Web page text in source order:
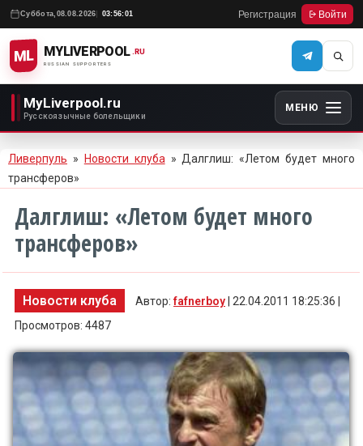
Суббота, 08.08.2026 03:56:01 Регистрация Войти
ML MYLIVERPOOL
RUSSIAN SUPPORTERS
.RU
MyLiverpool.ru
Русскоязычные болельщики
МЕНЮ
Ливерпуль » Новости клуба » Далглиш: «Летом будет много
трансферов»
Далглиш: «Летом будет много
трансферов»
Новости клуба Автор:fafnerboy | 22.04.2011 18:25:36 |
Просмотров: 4487